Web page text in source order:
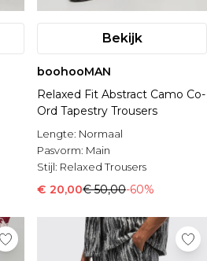
Bekijk
boohooMAN
Relaxed Fit Abstract Camo Co-
Ord Tapestry Trousers
Lengte: Normaal
Pasvorm: Main
Stijl: Relaxed Trousers
€ 20,00€ 50,00-60%